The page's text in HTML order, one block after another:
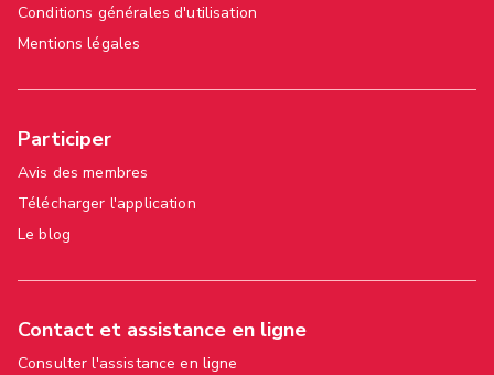
Conditions générales d'utilisation
Mentions légales
Participer
Avis des membres
Télécharger l'application
Le blog
Contact et assistance en ligne
Consulter l'assistance en ligne